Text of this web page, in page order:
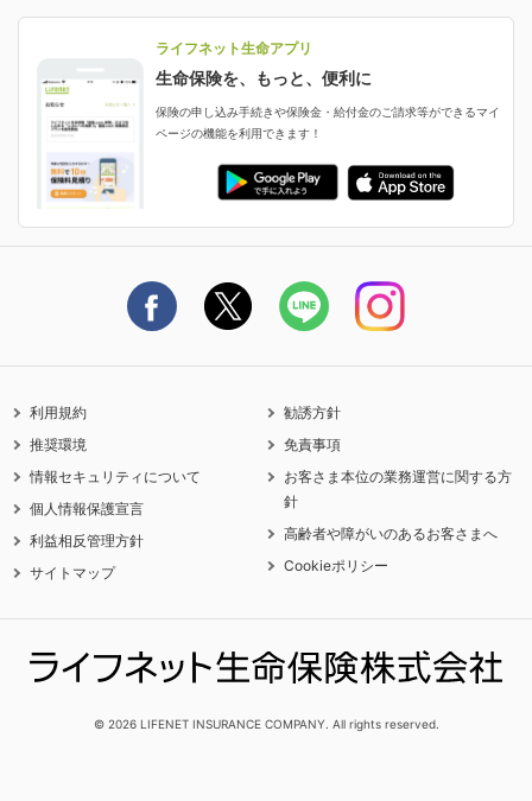
評判・口コミ
ご契約者さまに聞きました！
申し込みガイド
ご契約の流れと必要書類
保険料の支払い方法
認知症・MCIに備える
ご契約者さま向け各種お手続き・サービス
保険金・給付金のご請求
生命保険料控除に関するご案内
採用情報
生命保険マニフェスト
ライフネット生命のCMページ
ライフネット生命公式note
資料請求
ライフネット生命アプリ
生命保険を、もっと、便利に
保険の申し込み手続きや保険金・給付金のご請求等ができるマイ
ページの機能を利用できます！
利用規約
推奨環境
情報セキュリティについて
個人情報保護宣言
利益相反管理方針
サイトマップ
勧誘方針
免責事項
お客さま本位の業務運営に関する方
針
高齢者や障がいのあるお客さまへ
Cookieポリシー
© 2026 LIFENET INSURANCE COMPANY. All rights reserved.